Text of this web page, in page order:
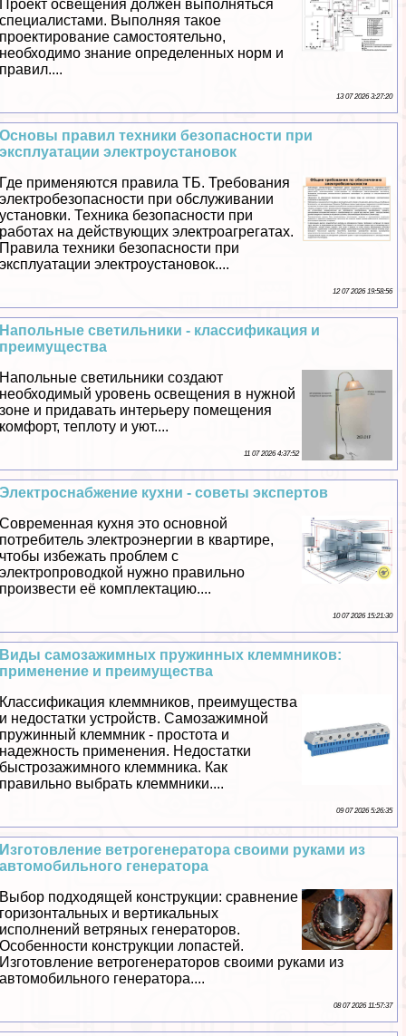
Проект освещения должен выполняться
специалистами. Выполняя такое
проектирование самостоятельно,
необходимо знание определенных норм и
правил....
13 07 2026 3:27:20
Основы правил техники безопасности при
эксплуатации электроустановок
Где применяются правила ТБ. Требования
электробезопасности при обслуживании
установки. Техника безопасности при
работах на действующих электроагрегатах.
Правила техники безопасности при
эксплуатации электроустановок....
12 07 2026 19:58:56
Напольные светильники - классификация и
преимущества
Напольные светильники создают
необходимый уровень освещения в нужной
зоне и придавать интерьеру помещения
комфорт, теплоту и уют....
11 07 2026 4:37:52
Электроснабжение кухни - советы экспертов
Современная кухня это основной
потребитель электроэнергии в квартире,
чтобы избежать проблем с
электропроводкой нужно правильно
произвести её комплектацию....
10 07 2026 15:21:30
Виды самозажимных пружинных клеммников:
применение и преимущества
Классификация клеммников, преимущества
и недостатки устройств. Самозажимной
пружинный клеммник - простота и
надежность применения. Недостатки
быстрозажимного клеммника. Как
правильно выбрать клеммники....
09 07 2026 5:26:35
Изготовление ветрогенератора своими руками из
автомобильного генератора
Выбор подходящей конструкции: сравнение
горизонтальных и вертикальных
исполнений ветряных генераторов.
Особенности конструкции лопастей.
Изготовление ветрогенераторов своими руками из
автомобильного генератора....
08 07 2026 11:57:37